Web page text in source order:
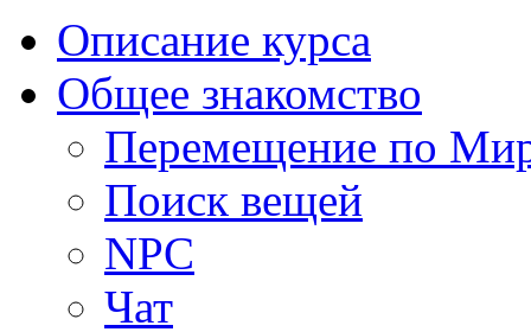
Описание курса
Общее знакомство
Перемещение по
Поиск вещей
NPC
Чат